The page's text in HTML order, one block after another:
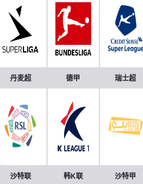
丹麦超 德甲 瑞士超
沙特联 韩K联 沙特甲